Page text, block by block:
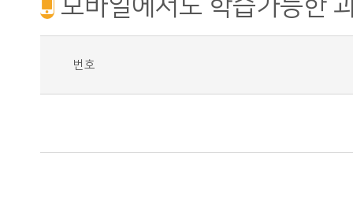
모바일에서도 학습가능한
번호